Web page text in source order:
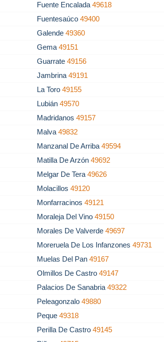
Fuente Encalada49618
Fuentesaúco49400
Galende49360
Gema49151
Guarrate49156
Jambrina49191
La Toro49155
Lubián49570
Madridanos49157
Malva49832
Manzanal De Arriba49594
Matilla De Arzón49692
Melgar De Tera49626
Molacillos49120
Monfarracinos49121
Moraleja Del Vino49150
Morales De Valverde49697
Moreruela De Los Infanzones49731
Muelas Del Pan49167
Olmillos De Castro49147
Palacios De Sanabria49322
Peleagonzalo49880
Peque49318
Perilla De Castro49145